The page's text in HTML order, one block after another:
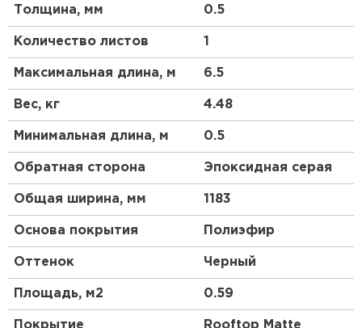
Ассортимент продукции имеет сертификаты,
подтверждающие ее качество и безопасность
использования.
Толщина, мм 0.5
Количество листов 1
Максимальная длина, м 6.5
Вес, кг 4.48
Минимальная длина, м 0.5
Обратная сторона Эпоксидная серая
Общая ширина, мм 1183
Основа покрытия Полиэфир
Оттенок Черный
Площадь, м2 0.59
Покрытие Rooftop Matte